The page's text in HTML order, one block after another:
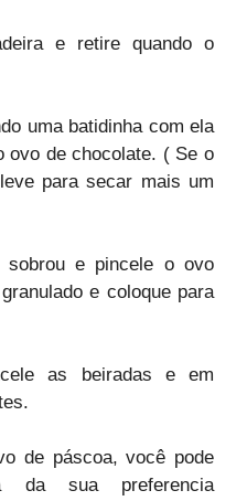
e retire quando o
uma batidinha com ela
ovo de chocolate. ( Se o
para secar mais um
sobrou e pincele o ovo
e coloque para
as beiradas e em
de páscoa, você pode
da sua preferencia